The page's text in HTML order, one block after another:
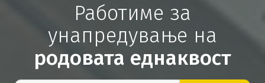
Работиме за
унапредување на
родовата еднаквост